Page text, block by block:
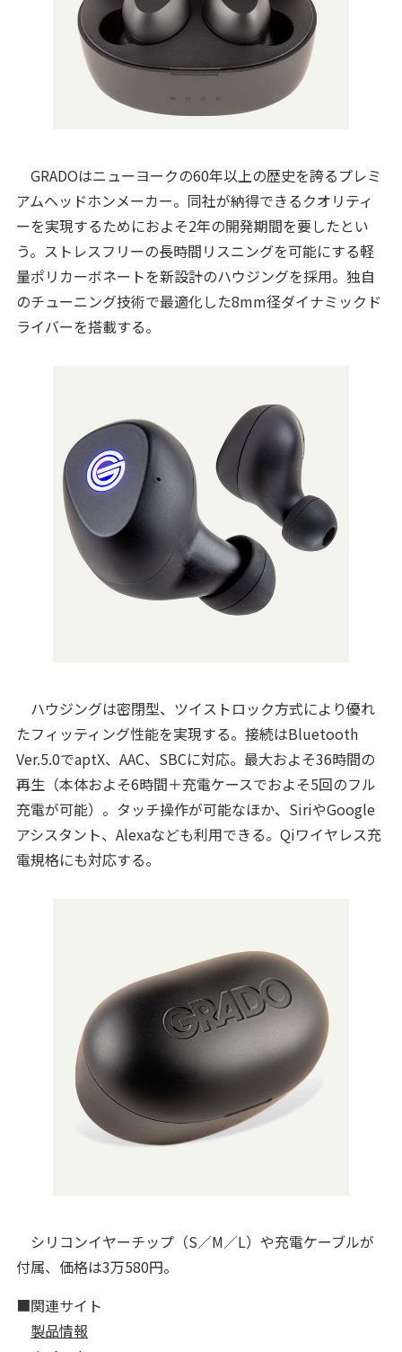
GRADOはニューヨークの60年以上の歴史を誇るプレミ
アムヘッドホンメーカー。同社が納得できるクオリティ
ーを実現するためにおよそ2年の開発期間を要したとい
う。ストレスフリーの長時間リスニングを可能にする軽
量ポリカーボネートを新設計のハウジングを採用。独自
のチューニング技術で最適化した8mm径ダイナミックド
ライバーを搭載する。
ハウジングは密閉型、ツイストロック方式により優れ
たフィッティング性能を実現する。接続はBluetooth
Ver.5.0でaptX、AAC、SBCに対応。最大およそ36時間の
再生（本体およそ6時間＋充電ケースでおよそ5回のフル
充電が可能）。タッチ操作が可能なほか、SiriやGoogle
アシスタント、Alexaなども利用できる。Qiワイヤレス充
電規格にも対応する。
シリコンイヤーチップ（S／M／L）や充電ケーブルが
付属、価格は3万580円。
■関連サイト
製品情報